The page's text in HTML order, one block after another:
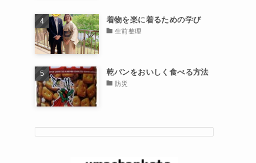
着物を楽に着るための学び
生前整理
乾パンをおいしく食べる方法
防災